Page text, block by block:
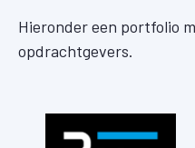
Hieronder een portfolio
opdrachtgevers.